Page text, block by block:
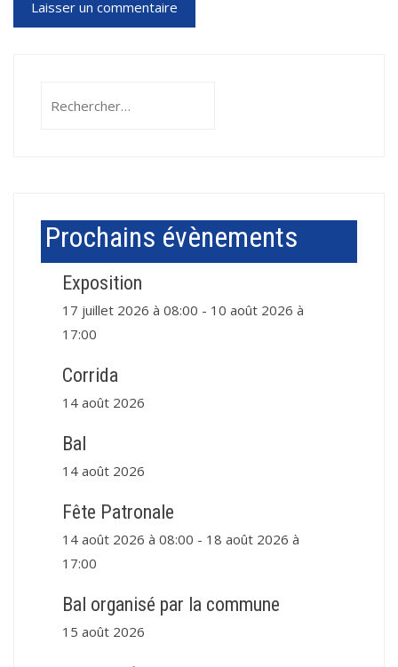
Prochains évènements
Exposition
17 juillet 2026 à 08:00 - 10 août 2026 à
17:00
Corrida
14 août 2026
Bal
14 août 2026
Fête Patronale
14 août 2026 à 08:00 - 18 août 2026 à
17:00
Bal organisé par la commune
15 août 2026